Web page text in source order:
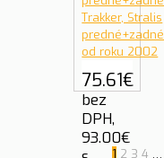
75.61€
bez
DPH,
93.00€
1 2 3 4 …